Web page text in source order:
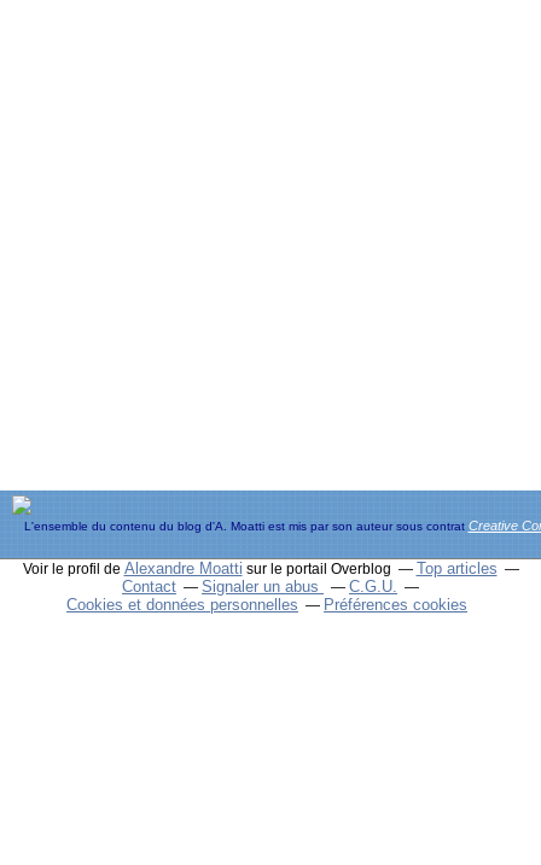
L'ensemble du contenu du blog d'A. Moatti est mis par son auteur sous contrat Creative
Voir le profil de Alexandre Moatti sur le portail Overblog
Top articles
Contact
Signaler un abus
C.G.U.
Cookies et données personnelles
Préférences cookies